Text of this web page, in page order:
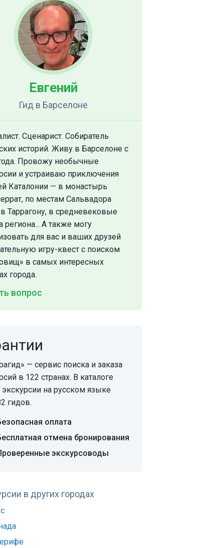
Евгений
Гид в Барселоне
Сценарист. Собиратель
историй. Живу в Барселоне с
Провожу необычные
и устраиваю приключения
Каталонии — в монастырь
по местам Сальвадора
Таррагону, в средневековые
региона... А также могу
для вас и ваших друзей
игру-квест с поиском
в самых интересных
города.
вопрос
— сервис поиска и заказа
в 122 странах. В каталоге
на русском языке
гидов.
оплата
отмена бронирования
экскурсоводы
в других городах